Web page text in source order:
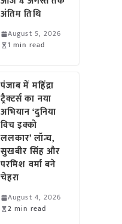
अंतिम तिथि
August 5, 2026
1 min read
पंजाब में महिंद्रा
ट्रैक्टर्स का नया
अभियान ‘दुनिया
विच इक्को
ललकार’ लॉन्च,
सुखबीर सिंह और
परमिश वर्मा बने
चेहरा
August 4, 2026
2 min read